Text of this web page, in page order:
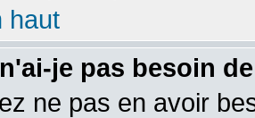
haut
je pas besoin
ne pas en avoir